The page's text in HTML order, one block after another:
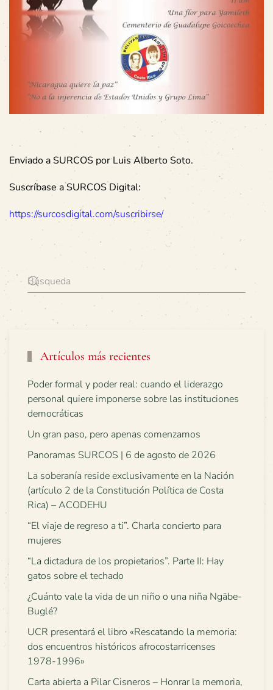
Enviado a SURCOS por Luis Alberto Soto.
Suscríbase a SURCOS Digital:
https://surcosdigital.com/suscribirse/
Artículos más recientes
Poder formal y poder real: cuando el liderazgo
personal quiere imponerse sobre las instituciones
democráticas
Un gran paso, pero apenas comenzamos
Panoramas SURCOS | 6 de agosto de 2026
La soberanía reside exclusivamente en la Nación
(artículo 2 de la Constitución Política de Costa
Rica) – ACODEHU
“El viaje de regreso a ti”. Charla concierto para
mujeres
“La dictadura de los propietarios”. Parte II: Hay
gatos sobre el techado
¿Cuánto vale la vida de un niño o una niña Ngäbe-
Buglé?
UCR presentará el libro «Rescatando la memoria:
dos encuentros históricos afrocostarricenses
1978-1996»
Carta abierta a Pilar Cisneros – Honrar la memoria,